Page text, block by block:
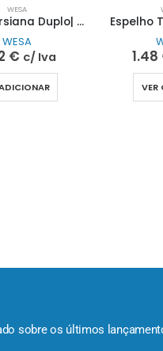
WESA
Botão Persiana Duplo| Wesa
WESA
€ c/ Iva
Espelho
1.48
VER
sobre os últimos